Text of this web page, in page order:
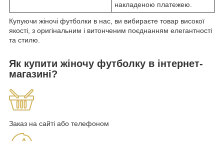
накладеною платежею.
Купуючи жіночі футболки в нас, ви вибираєте товар високої
якості, з оригінальним і витонченим поєднанням елегантності
та стилю.
Як купити жіночу футболку в інтернет-
магазині?
Заказ на сайті або телефоном